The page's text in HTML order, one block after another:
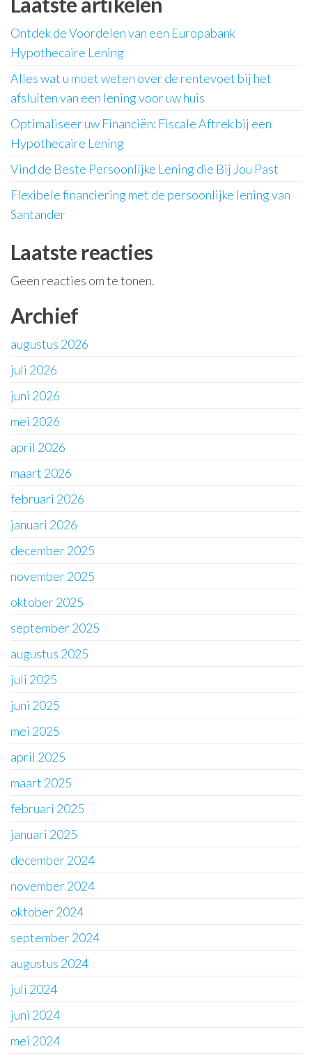
Ontdek de Voordelen van een Europabank
Hypothecaire Lening
Alles wat u moet weten over de rentevoet bij het
afsluiten van een lening voor uw huis
Optimaliseer uw Financiën: Fiscale Aftrek bij een
Hypothecaire Lening
Vind de Beste Persoonlijke Lening die Bij Jou Past
Flexibele financiering met de persoonlijke lening van
Santander
Laatste reacties
Geen reacties om te tonen.
Archief
augustus 2026
juli 2026
juni 2026
mei 2026
april 2026
maart 2026
februari 2026
januari 2026
december 2025
november 2025
oktober 2025
september 2025
augustus 2025
juli 2025
juni 2025
mei 2025
april 2025
maart 2025
februari 2025
januari 2025
december 2024
november 2024
oktober 2024
september 2024
augustus 2024
juli 2024
juni 2024
mei 2024